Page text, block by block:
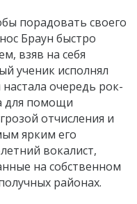
порадовать своего
Браун быстро
взяв на себя
ученик исполнял
очередь рок-
для помощи
отчисления и
ярким его
вокалист,
на собственном
районах.